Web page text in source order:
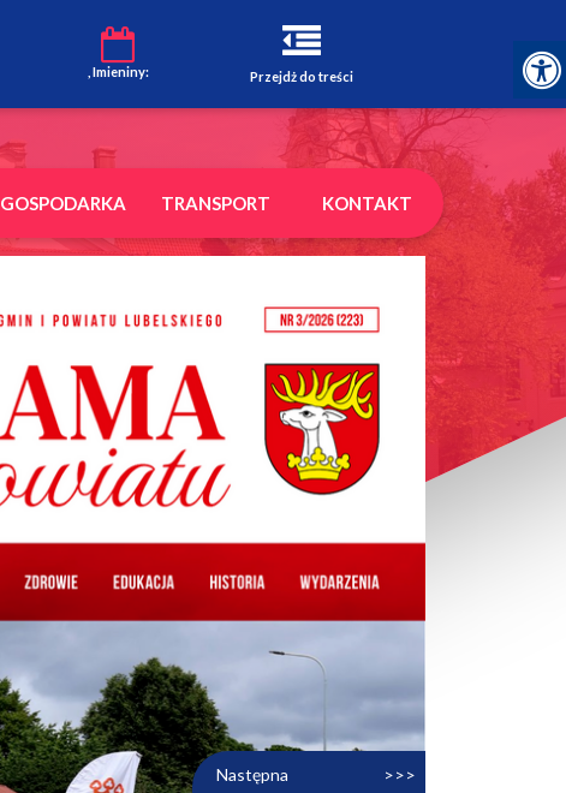
, Imieniny: Przejdż do treści
GOSPODARKA TRANSPORT KONTAKT
Następna >>>